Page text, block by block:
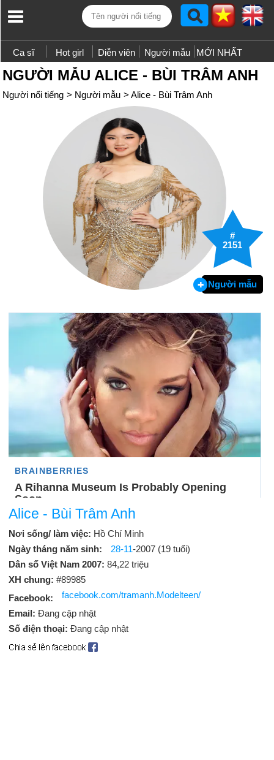
Ca sĩ Hot girl Diễn viên Người mẫu MỚI NHẤT
NGƯỜI MẪU ALICE - BÙI TRÂM ANH
Người nổi tiếng > Người mẫu > Alice - Bùi Trâm Anh
#
2151
Người mẫu
Alice - Bùi Trâm Anh
Nơi sống/ làm việc: Hồ Chí Minh
Ngày tháng năm sinh:
28-11-2007 (19 tuổi)
Dân số Việt Nam 2007: 84,22 triệu
XH chung: #89985
Facebook:
facebook.com/tramanh.Modelteen/
Email: Đang cập nhật
Số điện thoại: Đang cập nhật